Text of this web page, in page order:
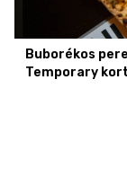
Buborékos
Temporary